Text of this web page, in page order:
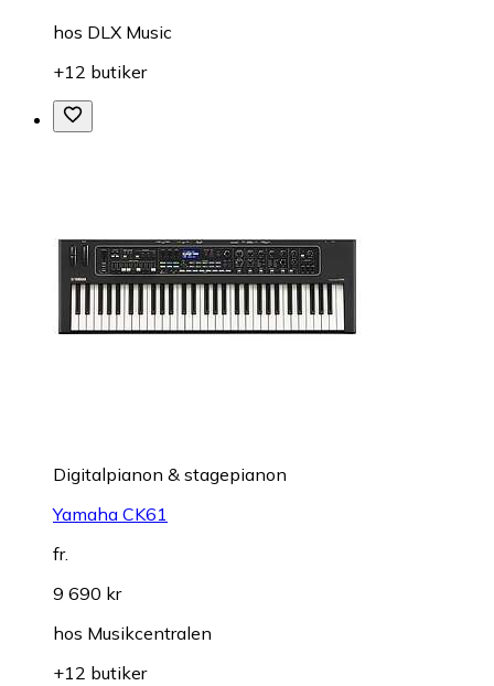
hos DLX Music
+12 butiker
Digitalpianon & stagepianon
Yamaha CK61
fr.
9 690 kr
hos Musikcentralen
+12 butiker